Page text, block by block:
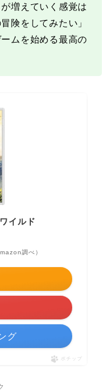
増えていく感覚は
険をしてみたい」
ムを始める最高の
イルド
調べ）
グ
ポチップ